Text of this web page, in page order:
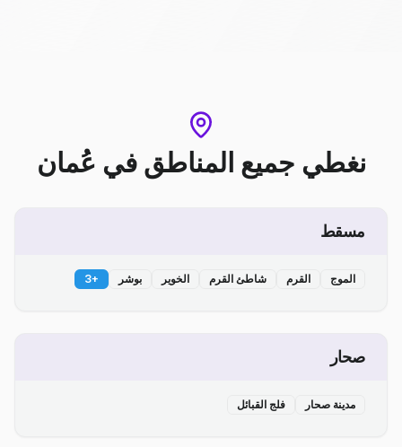
نغطي جميع المناطق في عُمان
مسقط
الموج القرم شاطئ القرم الخوير بوشر +
3
صحار
مدينة صحار فلج القبائل